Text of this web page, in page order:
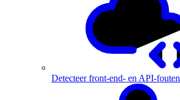
Detecteer front-end- en API-fouten